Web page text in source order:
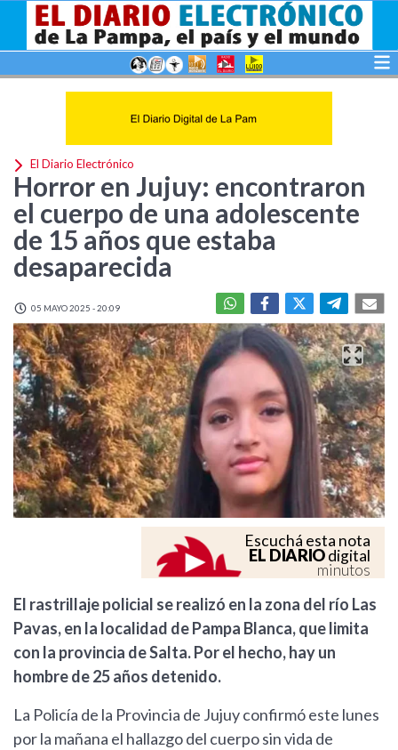
El Diario Electrónico
Horror en Jujuy: encontraron
el cuerpo de una adolescente
de 15 años que estaba
desaparecida
05 MAYO 2025 - 20:09
Escuchá esta nota
EL DIARIOdigital
minutos
El rastrillaje policial se realizó en la zona del río Las
Pavas, en la localidad de Pampa Blanca, que limita
con la provincia de Salta. Por el hecho, hay un
hombre de 25 años detenido.
La Policía de la Provincia de Jujuy confirmó este lunes
por la mañana el hallazgo del cuerpo sin vida de